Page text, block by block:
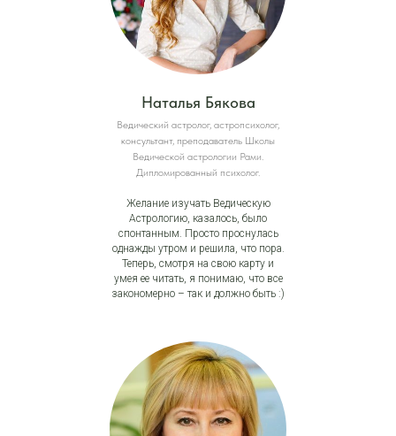
Наталья Бякова
Ведический астролог, астропсихолог,
консультант, преподаватель Школы
Ведической астрологии Рами.
Дипломированный психолог.
Желание изучать Ведическую
Астрологию, казалось, было
спонтанным. Просто проснулась
однажды утром и решила, что пора.
Теперь, смотря на свою карту и
умея ее читать, я понимаю, что все
закономерно – так и должно быть :)